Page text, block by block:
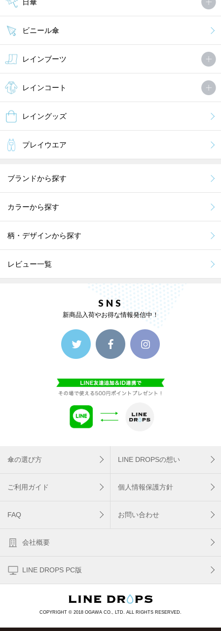
日傘
ビニール傘
レインブーツ
レインコート
レイングッズ
プレイウエア
ブランドから探す
カラーから探す
柄・デザインから探す
レビュー一覧
SNS
新商品入荷やお得な情報発信中！
傘の選び方 LINE DROPSの想い
ご利用ガイド 個人情報保護方針
FAQ お問い合わせ
会社概要
LINE DROPS PC版
COPYRIGHT © 2018 OGAWA CO., LTD. ALL RIGHTS RESERVED.